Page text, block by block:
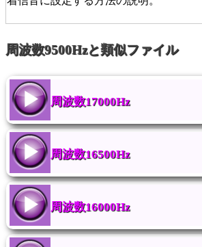
周波数9500Hzと類似ファイル
周波数17000Hz
周波数16500Hz
周波数16000Hz